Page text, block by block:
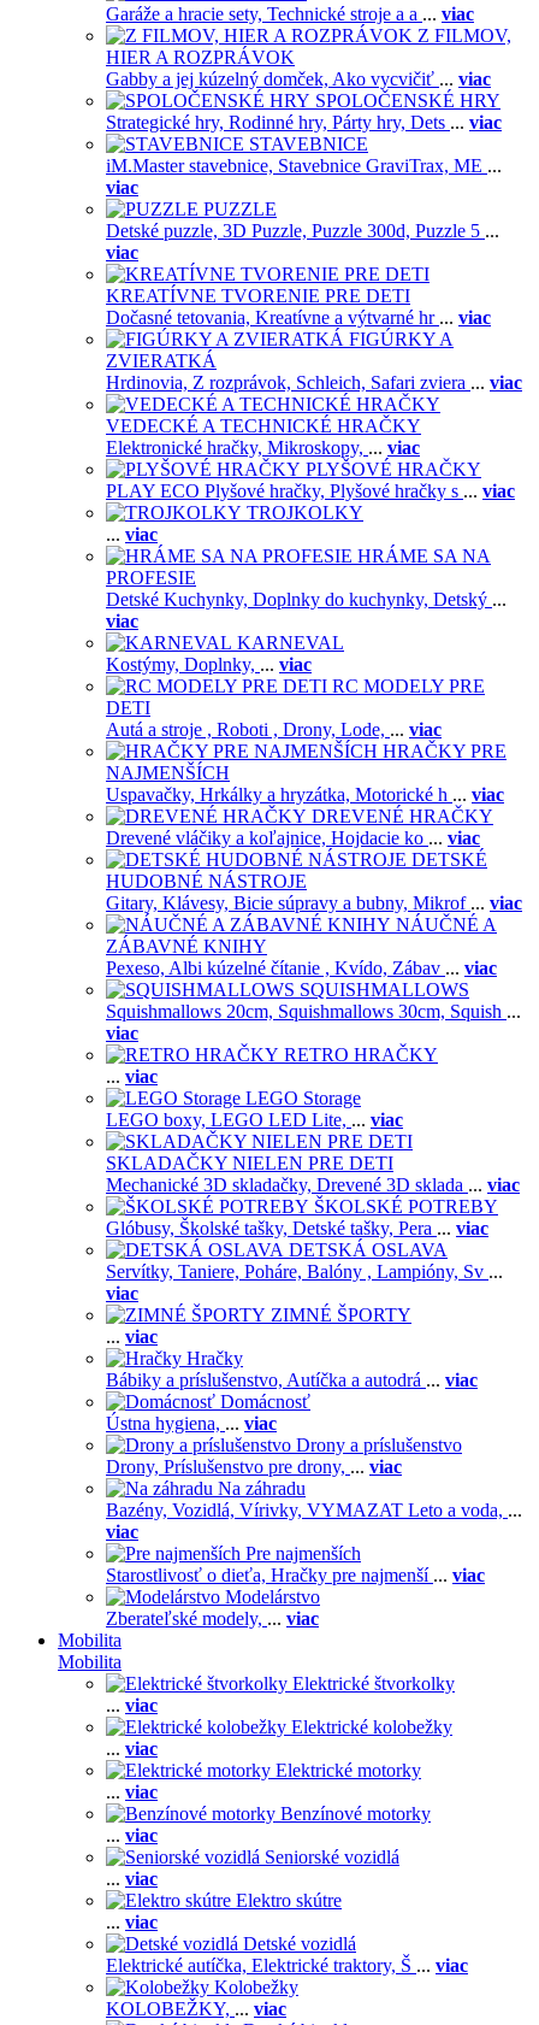
Garáže a hracie sety, Technické stroje a a ... viac
Z FILMOV,
HIER A ROZPRÁVOK
Gabby a jej kúzelný domček, Ako vycvičiť ... viac
SPOLOČENSKÉ HRY
Strategické hry, Rodinné hry, Párty hry, Dets ... viac
STAVEBNICE
iM.Master stavebnice, Stavebnice GraviTrax, ME ...
viac
PUZZLE
Detské puzzle, 3D Puzzle, Puzzle 300d, Puzzle 5 ...
viac
KREATÍVNE TVORENIE PRE DETI
Dočasné tetovania, Kreatívne a výtvarné hr ... viac
FIGÚRKY A
ZVIERATKÁ
Hrdinovia, Z rozprávok, Schleich, Safari zviera ... viac
VEDECKÉ A TECHNICKÉ HRAČKY
Elektronické hračky, Mikroskopy, ... viac
PLYŠOVÉ HRAČKY
PLAY ECO Plyšové hračky, Plyšové hračky s ... viac
TROJKOLKY
... viac
HRÁME SA NA
PROFESIE
Detské Kuchynky, Doplnky do kuchynky, Detský ...
viac
KARNEVAL
Kostýmy, Doplnky, ... viac
RC MODELY PRE
DETI
Autá a stroje , Roboti , Drony, Lode, ... viac
HRAČKY PRE
NAJMENŠÍCH
Uspavačky, Hrkálky a hryzátka, Motorické h ... viac
DREVENÉ HRAČKY
Drevené vláčiky a koľajnice, Hojdacie ko ... viac
DETSKÉ
HUDOBNÉ NÁSTROJE
Gitary, Klávesy, Bicie súpravy a bubny, Mikrof ... viac
NÁUČNÉ A
ZÁBAVNÉ KNIHY
Pexeso, Albi kúzelné čítanie , Kvído, Zábav ... viac
SQUISHMALLOWS
Squishmallows 20cm, Squishmallows 30cm, Squish ...
viac
RETRO HRAČKY
... viac
LEGO Storage
LEGO boxy, LEGO LED Lite, ... viac
SKLADAČKY NIELEN PRE DETI
Mechanické 3D skladačky, Drevené 3D sklada ... viac
ŠKOLSKÉ POTREBY
Glóbusy, Školské tašky, Detské tašky, Pera ... viac
DETSKÁ OSLAVA
Servítky, Taniere, Poháre, Balóny , Lampióny, Sv ...
viac
ZIMNÉ ŠPORTY
... viac
Hračky
Bábiky a príslušenstvo, Autíčka a autodrá ... viac
Domácnosť
Ústna hygiena, ... viac
Drony a príslušenstvo
Drony, Príslušenstvo pre drony, ... viac
Na záhradu
Bazény, Vozidlá, Vírivky, VYMAZAT Leto a voda, ...
viac
Pre najmenších
Starostlivosť o dieťa, Hračky pre najmenší ... viac
Modelárstvo
Zberateľské modely, ... viac
Mobilita
Mobilita
Elektrické štvorkolky
... viac
Elektrické kolobežky
... viac
Elektrické motorky
... viac
Benzínové motorky
... viac
Seniorské vozidlá
... viac
Elektro skútre
... viac
Detské vozidlá
Elektrické autíčka, Elektrické traktory, Š ... viac
Kolobežky
KOLOBEŽKY, ... viac